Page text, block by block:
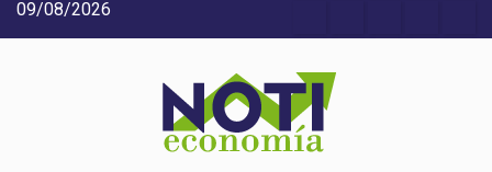
Saltar
al
09/08/2026
Noti-
economía